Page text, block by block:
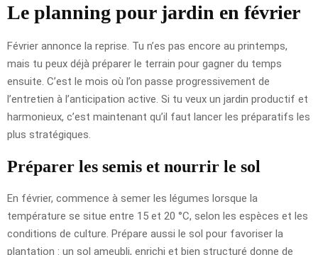
Le planning pour jardin en février
Février annonce la reprise. Tu n’es pas encore au printemps,
mais tu peux déjà préparer le terrain pour gagner du temps
ensuite. C’est le mois où l’on passe progressivement de
l’entretien à l’anticipation active. Si tu veux un jardin productif et
harmonieux, c’est maintenant qu’il faut lancer les préparatifs les
plus stratégiques.
Préparer les semis et nourrir le sol
En février, commence à semer les légumes lorsque la
température se situe entre 15 et 20 °C, selon les espèces et les
conditions de culture. Prépare aussi le sol pour favoriser la
plantation : un sol ameubli, enrichi et bien structuré donne de